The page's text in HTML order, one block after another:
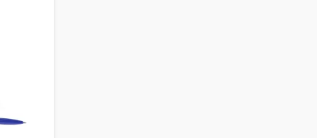
tất
2
tươi